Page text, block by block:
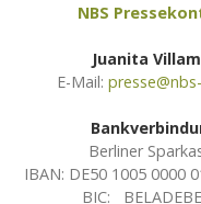
NBS
Juanita
E-Mail:
Berliner
IBAN: DE50 1005 0000
BIC: